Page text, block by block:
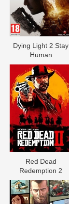
Dying Light 2 Stay
Human
Red Dead
Redеmption 2